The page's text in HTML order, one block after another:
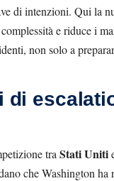
di intenzioni. Qui la
e riduce i
non solo a
di
tra Stati Uniti
che Washington ha